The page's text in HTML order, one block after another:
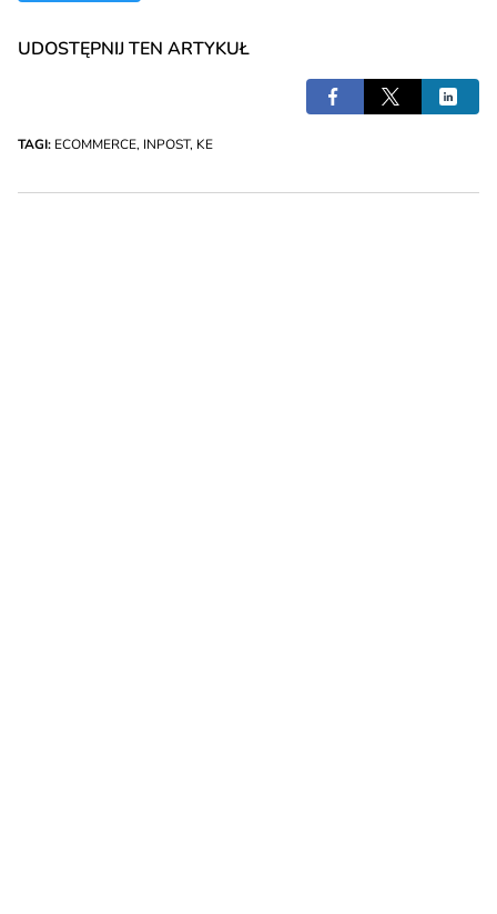
UDOSTĘPNIJ TEN ARTYKUŁ
TAGI: ECOMMERCE, INPOST, KE